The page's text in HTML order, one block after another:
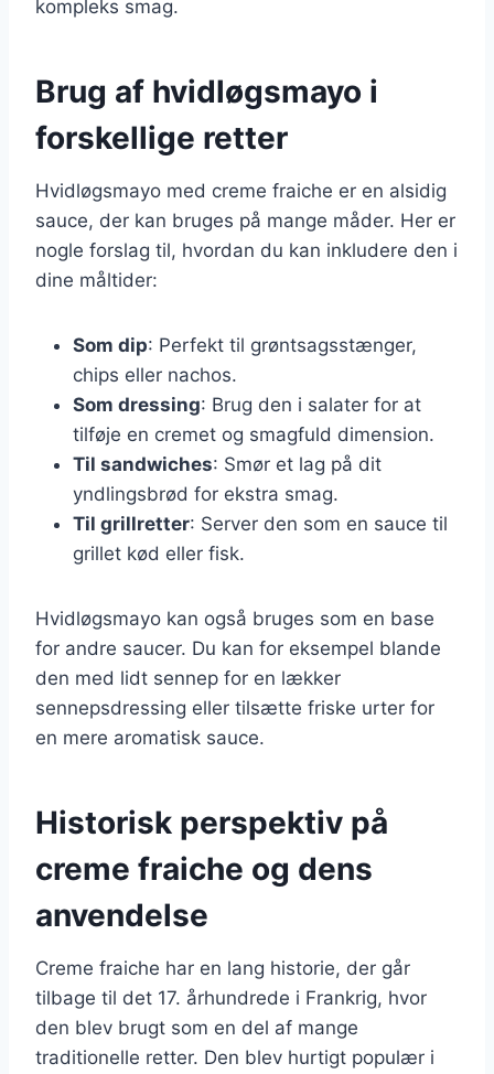
kompleks smag.
Brug af hvidløgsmayo i
forskellige retter
Hvidløgsmayo med creme fraiche er en alsidig
sauce, der kan bruges på mange måder. Her er
nogle forslag til, hvordan du kan inkludere den i
dine måltider:
Som dip: Perfekt til grøntsagsstænger,
chips eller nachos.
Som dressing: Brug den i salater for at
tilføje en cremet og smagfuld dimension.
Til sandwiches: Smør et lag på dit
yndlingsbrød for ekstra smag.
Til grillretter: Server den som en sauce til
grillet kød eller fisk.
Hvidløgsmayo kan også bruges som en base
for andre saucer. Du kan for eksempel blande
den med lidt sennep for en lækker
sennepsdressing eller tilsætte friske urter for
en mere aromatisk sauce.
Historisk perspektiv på
creme fraiche og dens
anvendelse
Creme fraiche har en lang historie, der går
tilbage til det 17. århundrede i Frankrig, hvor
den blev brugt som en del af mange
traditionelle retter. Den blev hurtigt populær i